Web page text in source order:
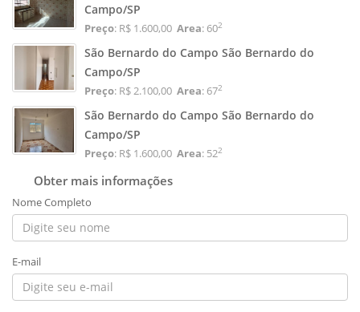
Campo/SP
Preço: R$ 1.600,00 Area: 602
São Bernardo do Campo São Bernardo do
Campo/SP
Preço: R$ 2.100,00 Area: 672
São Bernardo do Campo São Bernardo do
Campo/SP
Preço: R$ 1.600,00 Area: 522
Obter mais informações
Nome Completo
E-mail